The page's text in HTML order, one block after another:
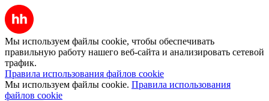
Мы используем файлы cookie, чтобы обеспечивать
правильную работу нашего веб-сайта и анализировать сетевой
трафик.
Правила использования файлов cookie
Мы используем файлы cookie. Правила использования
файлов cookie